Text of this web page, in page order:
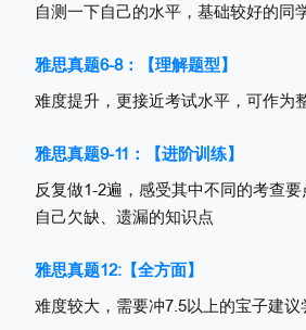
自测一下自己的水平，基础较好的同
雅思真题6-8：【理解题型】
难度提升，更接近考试水平，可作为
雅思真题9-11：【进阶训练】
反复做1-2遍，感受其中不同的考查
自己欠缺、遗漏的知识点
雅思真题12:【全方面】
难度较大，需要冲7.5以上的宝子建议